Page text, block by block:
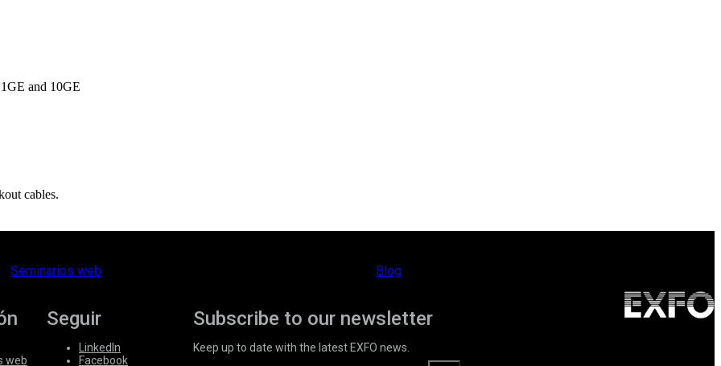
and 10GE
cables.
Seminarios web Blog
web
Seguir
LinkedIn
Facebook
Subscribe to our newsletter
Keep up to date with the latest EXFO news.